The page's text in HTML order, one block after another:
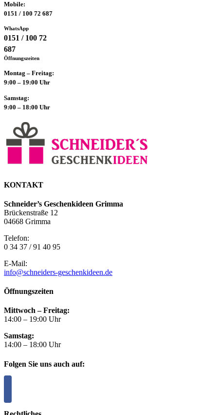
Mobile:
0151 / 100 72 687
WhatsApp
0151 / 100 72
687
Öffnungszeiten
Montag – Freitag:
9:00 – 19:00 Uhr
Samstag:
9:00 – 18:00 Uhr
KONTAKT
Schneider’s Geschenkideen Grimma
Brückenstraße 12
04668 Grimma
Telefon:
0 34 37 / 91 40 95
E-Mail:
info@schneiders-geschenkideen.de
Öffnungszeiten
Mittwoch – Freitag:
14:00 – 19:00 Uhr
Samstag:
14:00 – 18:00 Uhr
Folgen Sie uns auch auf: